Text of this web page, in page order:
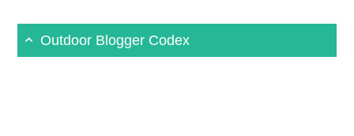
Outdoor Blogger Codex